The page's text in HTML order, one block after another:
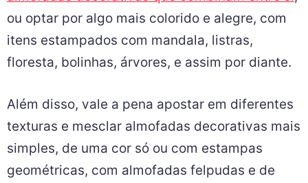
ou optar por algo mais colorido e alegre, com
itens estampados com mandala, listras,
floresta, bolinhas, árvores, e assim por diante.
Além disso, vale a pena apostar em diferentes
texturas e mesclar almofadas decorativas mais
simples, de uma cor só ou com estampas
geométricas, com almofadas felpudas e de